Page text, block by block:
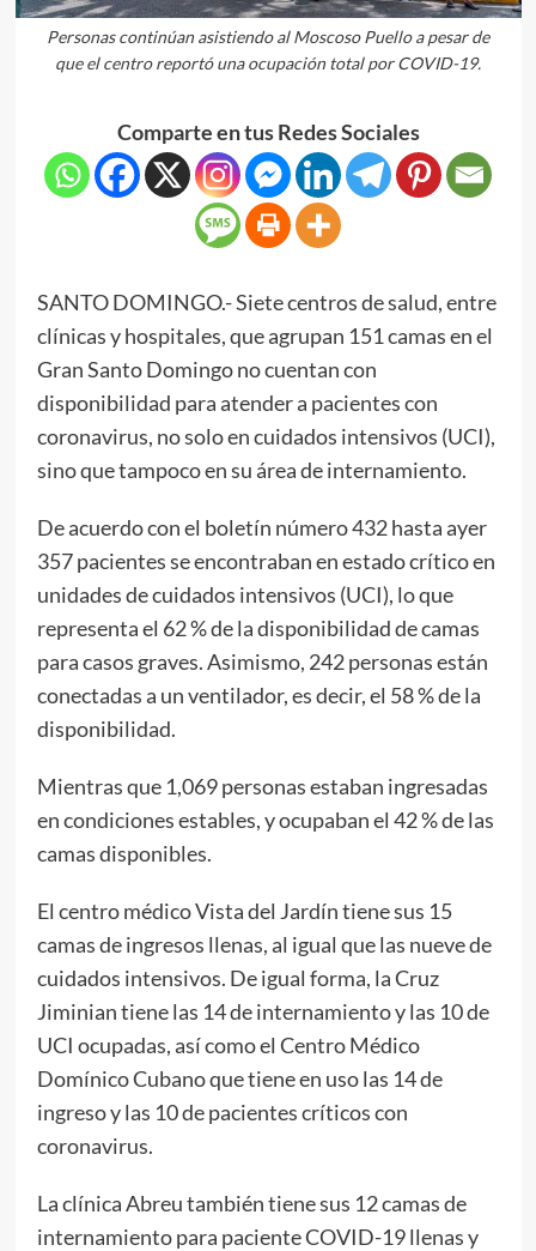
Personas continúan asistiendo al Moscoso Puello a pesar de
que el centro reportó una ocupación total por COVID-19.
Comparte en tus Redes Sociales
SANTO DOMINGO.- Siete centros de salud, entre
clínicas y hospitales, que agrupan 151 camas en el
Gran Santo Domingo no cuentan con
disponibilidad para atender a pacientes con
coronavirus, no solo en cuidados intensivos (UCI),
sino que tampoco en su área de internamiento.
De acuerdo con el boletín número 432 hasta ayer
357 pacientes se encontraban en estado crítico en
unidades de cuidados intensivos (UCI), lo que
representa el 62 % de la disponibilidad de camas
para casos graves. Asimismo, 242 personas están
conectadas a un ventilador, es decir, el 58 % de la
disponibilidad.
Mientras que 1,069 personas estaban ingresadas
en condiciones estables, y ocupaban el 42 % de las
camas disponibles.
El centro médico Vista del Jardín tiene sus 15
camas de ingresos llenas, al igual que las nueve de
cuidados intensivos. De igual forma, la Cruz
Jiminian tiene las 14 de internamiento y las 10 de
UCI ocupadas, así como el Centro Médico
Domínico Cubano que tiene en uso las 14 de
ingreso y las 10 de pacientes críticos con
coronavirus.
La clínica Abreu también tiene sus 12 camas de
internamiento para paciente COVID-19 llenas y